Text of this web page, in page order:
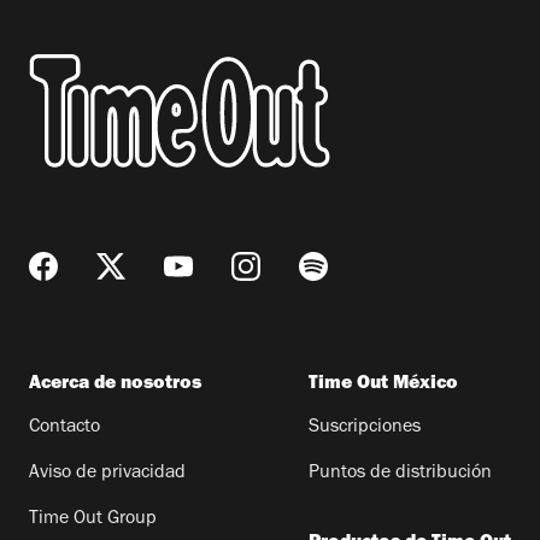
Acerca de nosotros
Contacto
Aviso de privacidad
Time Out Group
Time Out México
Suscripciones
Puntos de distribución